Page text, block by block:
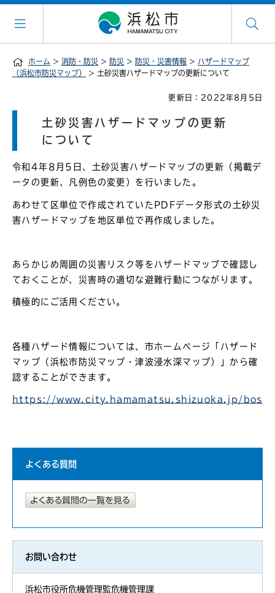
ホーム > 消防・防災 > 防災 > 防災・災害情報 > ハザードマップ
（浜松市防災マップ）
> 土砂災害ハザードマップの更新について
更新日：2022年8月5日
土砂災害ハザードマップの更新
について
令和4年8月5日、土砂災害ハザードマップの更新（掲載デ
ータの更新、凡例色の変更）を行いました。
あわせて区単位で作成されていたPDFデータ形式の土砂災
害ハザードマップを地区単位で再作成しました。
あらかじめ周囲の災害リスク等をハザードマップで確認し
ておくことが、災害時の適切な避難行動につながります。
積極的にご活用ください。
各種ハザード情報については、市ホームページ「ハザード
マップ（浜松市防災マップ・津波浸水深マップ）」から確
認することができます。
https://www.city.hamamatsu.shizuoka.jp/
よくある質問
お問い合わせ
浜松市役所危機管理監危機管理課